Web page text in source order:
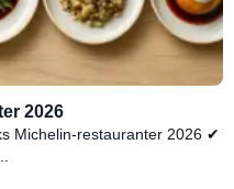
2026
Michelin-restauranter 2026 ✔